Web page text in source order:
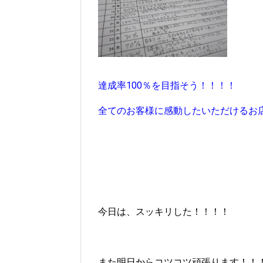
達成率100％を目指そう！！！！
全てのお客様に感動したいただけるお
今日は、スッキリした！！！！